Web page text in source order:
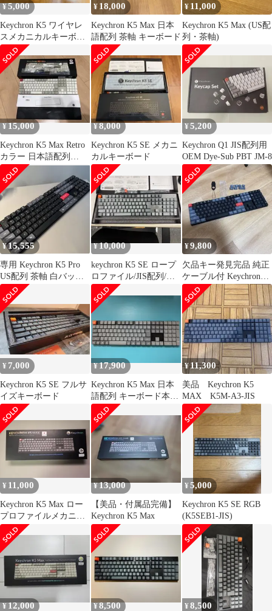
¥5,000
Keychron K5 ワイヤレ
スメカニカルキーボー
ド 本体
¥ 18,000
Keychron K5 Max 日本
語配列 茶軸 キーボード
¥ 11,000
Keychron K5 Max (US配
列・茶軸)
¥15,000
Keychron K5 Max Retro
カラー 日本語配列
100%キーボード
¥8,000
Keychron K5 SE メカニ
カルキーボード
¥5,200
Keychron Q1 JIS配列用
OEM Dye-Sub PBT JM-8
¥15,555
専用 Keychron K5 Pro
US配列 茶軸 白バック
ライト 完備品
¥10,000
keychron K5 SE ロープ
ロファイル/JIS配列/青
軸/白LED
¥9,800
欠品キー発見完品 純正
ケーブル付 Keychron
K5 Pro 赤軸 英語配列
¥ 7,000
Keychron K5 SE フルサ
イズキーボード
¥17,900
Keychron K5 Max 日本
語配列 キーボード本体
静音赤軸 キークロン
¥11,300
美品 Keychron K5
MAX K5M-A3-JIS
¥ 11,000
Keychron K5 Max ロー
プロファイルメカニカ
ル茶軸 日本語配列
¥13,000
【美品・付属品完備】
Keychron K5 Max
¥5,000
Keychron K5 SE RGB
(K5SEB1-JIS)
¥12,000 ¥8,500 ¥8,500